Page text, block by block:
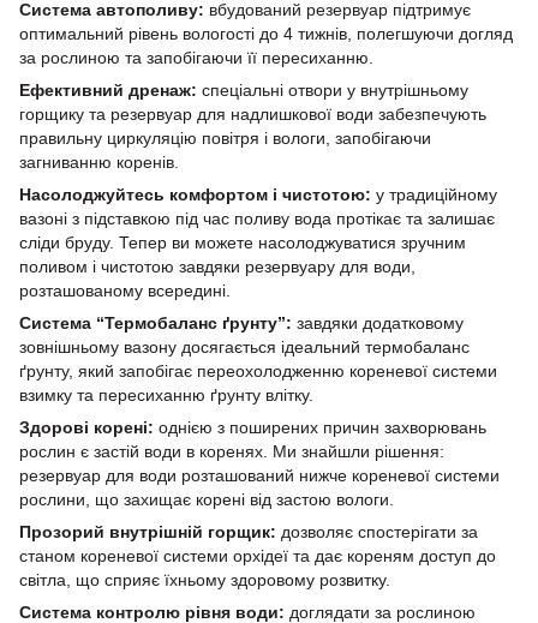
Система автополиву: вбудований резервуар підтримує
оптимальний рівень вологості до 4 тижнів, полегшуючи догляд
за рослиною та запобігаючи її пересиханню.
Ефективний дренаж: спеціальні отвори у внутрішньому
горщику та резервуар для надлишкової води забезпечують
правильну циркуляцію повітря і вологи, запобігаючи
загниванню коренів.
Насолоджуйтесь комфортом і чистотою: у традиційному
вазоні з підставкою під час поливу вода протікає та залишає
сліди бруду. Тепер ви можете насолоджуватися зручним
поливом і чистотою завдяки резервуару для води,
розташованому всередині.
Система “Термобаланс ґрунту”: завдяки додатковому
зовнішньому вазону досягається ідеальний термобаланс
ґрунту, який запобігає переохолодженню кореневої системи
взимку та пересиханню ґрунту влітку.
Здорові корені: однією з поширених причин захворювань
рослин є застій води в коренях. Ми знайшли рішення:
резервуар для води розташований нижче кореневої системи
рослини, що захищає корені від застою вологи.
Прозорий внутрішній горщик: дозволяє спостерігати за
станом кореневої системи орхідеї та дає кореням доступ до
світла, що сприяє їхньому здоровому розвитку.
Система контролю рівня води: доглядати за рослиною